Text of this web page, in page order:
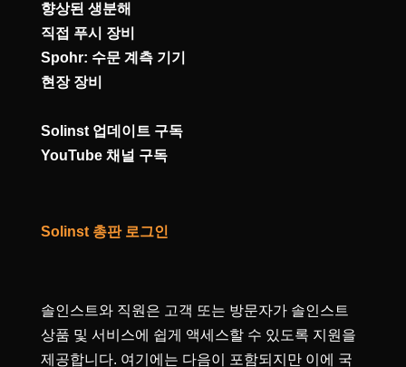
향상된 생분해
직접 푸시 장비
Spohr: 수문 계측 기기
현장 장비
Solinst 업데이트 구독
YouTube 채널 구독
Solinst 총판 로그인
솔인스트와 직원은 고객 또는 방문자가 솔인스트
상품 및 서비스에 쉽게 액세스할 수 있도록 지원을
제공합니다. 여기에는 다음이 포함되지만 이에 국